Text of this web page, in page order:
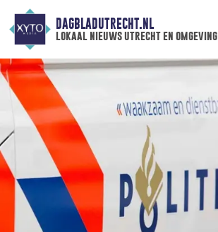
DAGBLADUTRECHT.NL
lokaal nieuws utrecht en omgeving